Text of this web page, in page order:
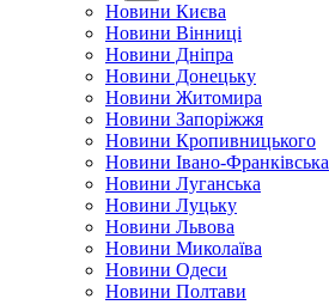
Новини Києва
Новини Вінниці
Новини Дніпра
Новини Донецьку
Новини Житомира
Новини Запоріжжя
Новини Кропивницького
Новини Івано-Франківська
Новини Луганська
Новини Луцьку
Новини Львова
Новини Миколаїва
Новини Одеси
Новини Полтави